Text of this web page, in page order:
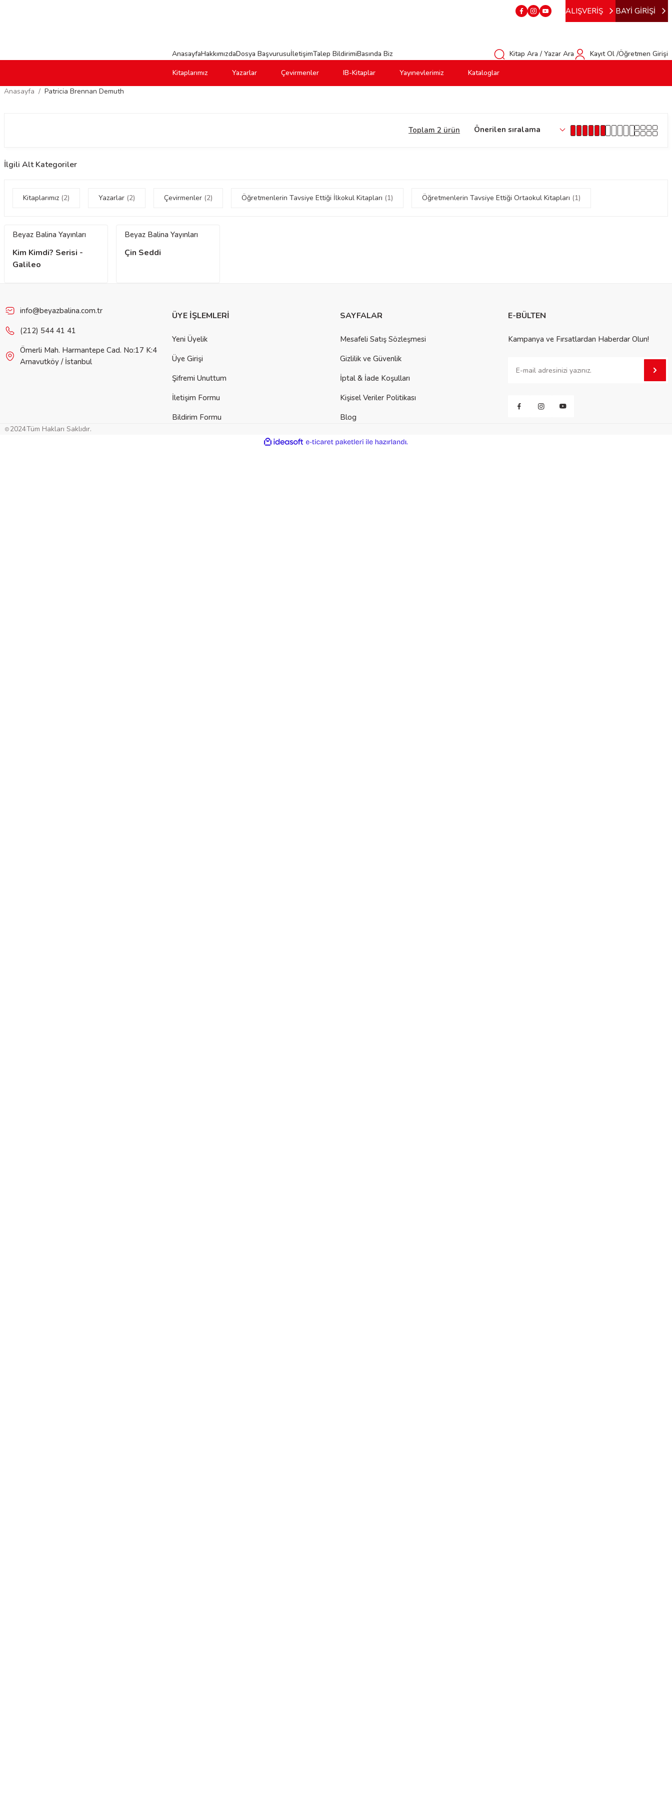
ALIŞVERİŞ BAYİ GİRİŞİ
AnasayfaHakkımızdaDosya BaşvurusuİletişimTalep BildirimiBasında Biz Kitap Ara / Yazar Ara
Kayıt Ol /Öğretmen Girişi
Kitaplarımız
Yazarlar Çevirmenler IB-Kitaplar Yayınevlerimiz
Kataloglar
Anasayfa
Patricia Brennan Demuth
Toplam 2 ürün
İlgili Alt Kategoriler
Kitaplarımız (2) Yazarlar (2) Çevirmenler (2) Öğretmenlerin Tavsiye Ettiği İlkokul Kitapları (1) Öğretmenlerin Tavsiye Ettiği Ortaokul Kitapları (1)
Beyaz Balina Yayınları
Kim Kimdi? Serisi -
Galileo
Beyaz Balina Yayınları
Çin Seddi
info@beyazbalina.com.tr
(212) 544 41 41
Ömerli Mah. Harmantepe Cad. No:17 K:4
Arnavutköy / İstanbul
ÜYE İŞLEMLERİ
Yeni Üyelik
Üye Girişi
Şifremi Unuttum
İletişim Formu
Bildirim Formu
SAYFALAR
Mesafeli Satış Sözleşmesi
Gizlilik ve Güvenlik
İptal & İade Koşulları
Kişisel Veriler Politikası
Blog
E-BÜLTEN
Kampanya ve Fırsatlardan Haberdar Olun!
2024Tüm Hakları Saklıdır.
ideasoft
e-